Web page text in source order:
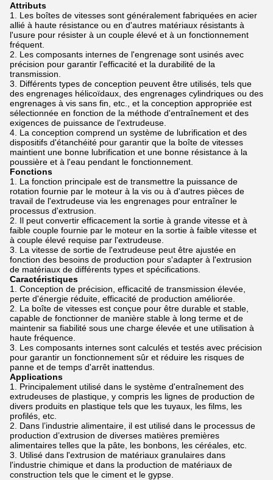
Attributs
Les boîtes de vitesses sont généralement fabriquées en acier
allié à haute résistance ou en d'autres matériaux résistants à
l'usure pour résister à un couple élevé et à un fonctionnement
fréquent.
Les composants internes de l'engrenage sont usinés avec
précision pour garantir l'efficacité et la durabilité de la
transmission.
Différents types de conception peuvent être utilisés, tels que
des engrenages hélicoïdaux, des engrenages cylindriques ou des
engrenages à vis sans fin, etc., et la conception appropriée est
sélectionnée en fonction de la méthode d'entraînement et des
exigences de puissance de l'extrudeuse.
La conception comprend un système de lubrification et des
dispositifs d'étanchéité pour garantir que la boîte de vitesses
maintient une bonne lubrification et une bonne résistance à la
poussière et à l'eau pendant le fonctionnement.
Fonctions
La fonction principale est de transmettre la puissance de
rotation fournie par le moteur à la vis ou à d'autres pièces de
travail de l'extrudeuse via les engrenages pour entraîner le
processus d'extrusion.
Il peut convertir efficacement la sortie à grande vitesse et à
faible couple fournie par le moteur en la sortie à faible vitesse et
à couple élevé requise par l'extrudeuse.
La vitesse de sortie de l'extrudeuse peut être ajustée en
fonction des besoins de production pour s'adapter à l'extrusion
de matériaux de différents types et spécifications.
Caractéristiques
Conception de précision, efficacité de transmission élevée,
perte d'énergie réduite, efficacité de production améliorée.
La boîte de vitesses est conçue pour être durable et stable,
capable de fonctionner de manière stable à long terme et de
maintenir sa fiabilité sous une charge élevée et une utilisation à
haute fréquence.
Les composants internes sont calculés et testés avec précision
pour garantir un fonctionnement sûr et réduire les risques de
panne et de temps d'arrêt inattendus.
Applications
Principalement utilisé dans le système d'entraînement des
extrudeuses de plastique, y compris les lignes de production de
divers produits en plastique tels que les tuyaux, les films, les
profilés, etc.
Dans l’industrie alimentaire, il est utilisé dans le processus de
production d’extrusion de diverses matières premières
alimentaires telles que la pâte, les bonbons, les céréales, etc.
Utilisé dans l'extrusion de matériaux granulaires dans
l'industrie chimique et dans la production de matériaux de
construction tels que le ciment et le gypse.